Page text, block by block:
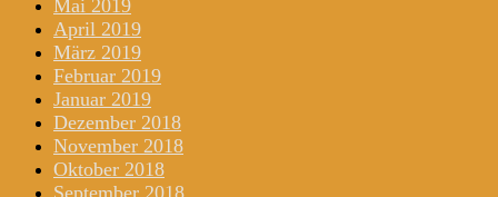
Mai 2019
April 2019
März 2019
Februar 2019
Januar 2019
Dezember 2018
November 2018
Oktober 2018
September 2018